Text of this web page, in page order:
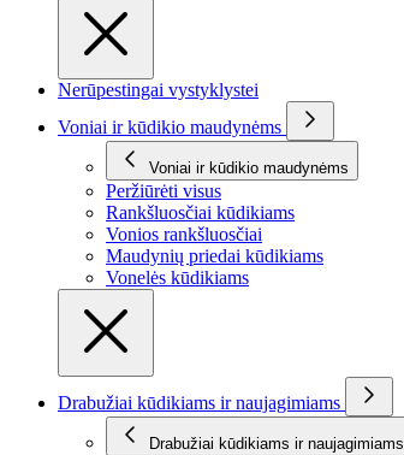
Nerūpestingai vystyklystei
Voniai ir kūdikio maudynėms
Voniai ir kūdikio maudynėms
Peržiūrėti visus
Rankšluosčiai kūdikiams
Vonios rankšluosčiai
Maudynių priedai kūdikiams
Vonelės kūdikiams
Drabužiai kūdikiams ir naujagimiams
Drabužiai kūdikiams ir naujagimiams